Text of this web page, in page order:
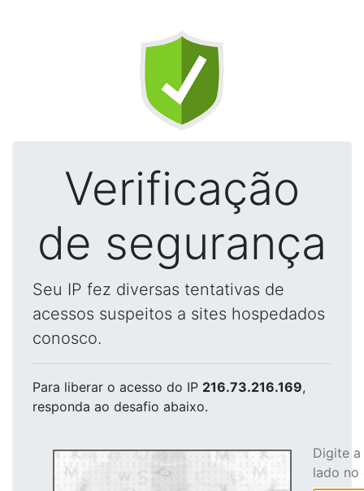
Verificação
de segurança
Seu IP fez diversas tentativas de
acessos suspeitos a sites hospedados
conosco.
Para liberar o acesso do IP 216.73.216.169,
responda ao desafio abaixo.
Digite
lado no